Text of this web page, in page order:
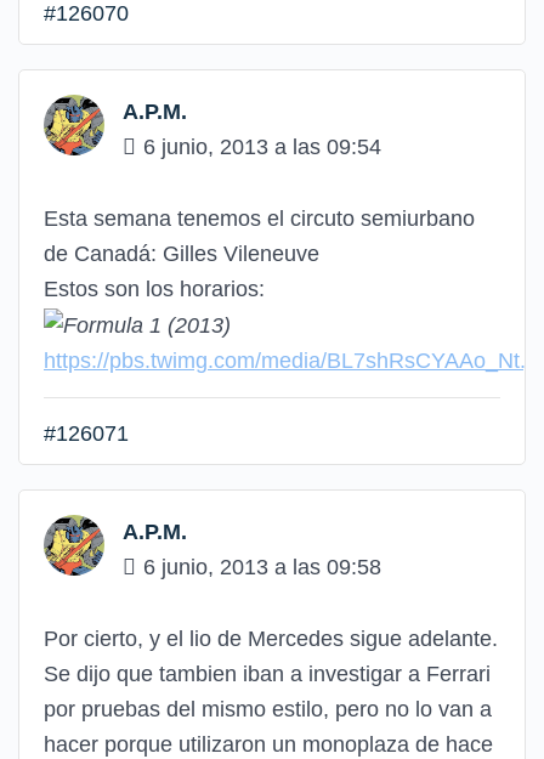
#126070
A.P.M.
6 junio, 2013 a las 09:54
Esta semana tenemos el circuto semiurbano
de Canadá: Gilles Vileneuve
Estos son los horarios:
https://pbs.twimg.com/media/
#126071
A.P.M.
6 junio, 2013 a las 09:58
Por cierto, y el lio de Mercedes sigue adelante.
Se dijo que tambien iban a investigar a Ferrari
por pruebas del mismo estilo, pero no lo van a
hacer porque utilizaron un monoplaza de hace